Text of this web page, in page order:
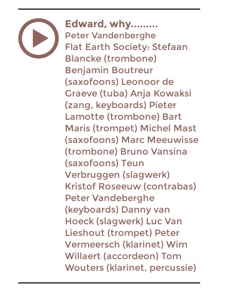
Edward, why.........
Peter Vandenberghe
Flat Earth Society: Stefaan
Blancke (trombone)
Benjamin Boutreur
(saxofoons) Leonoor de
Graeve (tuba) Anja Kowaksi
(zang, keyboards) Pieter
Lamotte (trombone) Bart
Maris (trompet) Michel Mast
(saxofoons) Marc Meeuwisse
(trombone) Bruno Vansina
(saxofoons) Teun
Verbruggen (slagwerk)
Kristof Roseeuw (contrabas)
Peter Vandeberghe
(keyboards) Danny van
Hoeck (slagwerk) Luc Van
Lieshout (trompet) Peter
Vermeersch (klarinet) Wim
Willaert (accordeon) Tom
Wouters (klarinet, percussie)